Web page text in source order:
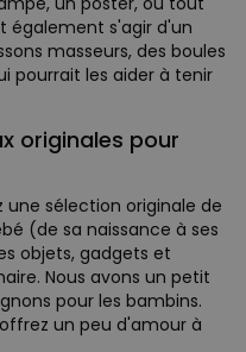
également s'agir d'un
masseurs, des boules
pourrait les aider à tenir
originales pour
sélection originale de
(de sa naissance à ses
objets, gadgets et
Nous avons un petit
pour les bambins.
un peu d'amour à